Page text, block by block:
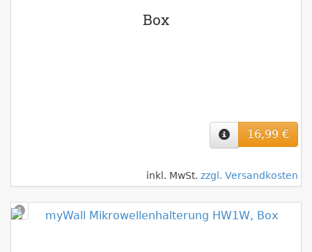
Box
16,99 €
inkl. MwSt. zzgl. Versandkosten